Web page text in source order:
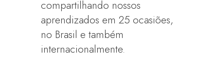
compartilhando nossos
aprendizados em 25 ocasiões,
no Brasil e também
internacionalmente.